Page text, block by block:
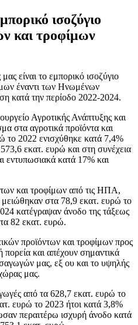
ισοζύγιο
και τροφίμων
είναι το εμπορικό ισοζύγιο
έναντι των Ηνωμένων
κατά την περίοδο 2022-2024.
Αγροτικής Ανάπτυξης και
στα αγροτικά προϊόντα και
το 2022 ενισχύθηκε κατά 7,4%
εκατ. ευρώ και στη συνέχεια
εντυπωσιακά κατά 17% και
και τροφίμων από τις ΗΠΑ,
στα 78,9 εκατ. ευρώ το
κατέγραψαν άνοδο της τάξεως
82 εκατ. ευρώ.
προϊόντων και τροφίμων προς
και απέχουν σημαντικά
μας, εξ ου και το υψηλής
μας.
από τα 628,7 εκατ. ευρώ το
ευρώ το 2023 ήτοι κατά 3,8%
περαιτέρω ισχυρή άνοδο κατά